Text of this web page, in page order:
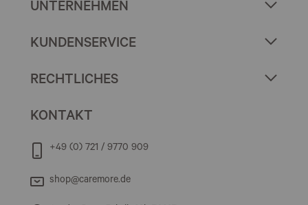
UNTERNEHMEN
KUNDENSERVICE
RECHTLICHES
KONTAKT
+49 (0) 721 / 9770 909
shop@caremore.de